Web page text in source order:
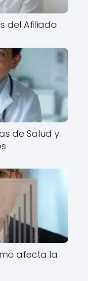
del Afiliado
de Salud y
afecta la